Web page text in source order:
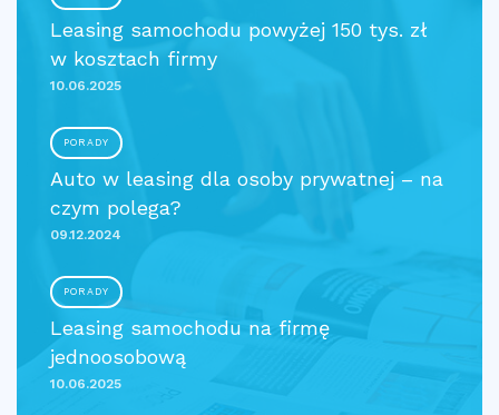
Leasing samochodu powyżej 150 tys. zł
w kosztach firmy
10.06.2025
PORADY
Auto w leasing dla osoby prywatnej – na
czym polega?
09.12.2024
PORADY
Leasing samochodu na firmę
jednoosobową
10.06.2025